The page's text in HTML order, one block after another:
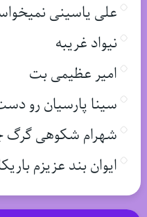
علی یاسینی
نیواد غریبه
امیر عظیمی بت
سینا پارسیان رو
شهرام شکوهی
ایوان بند عزیزم